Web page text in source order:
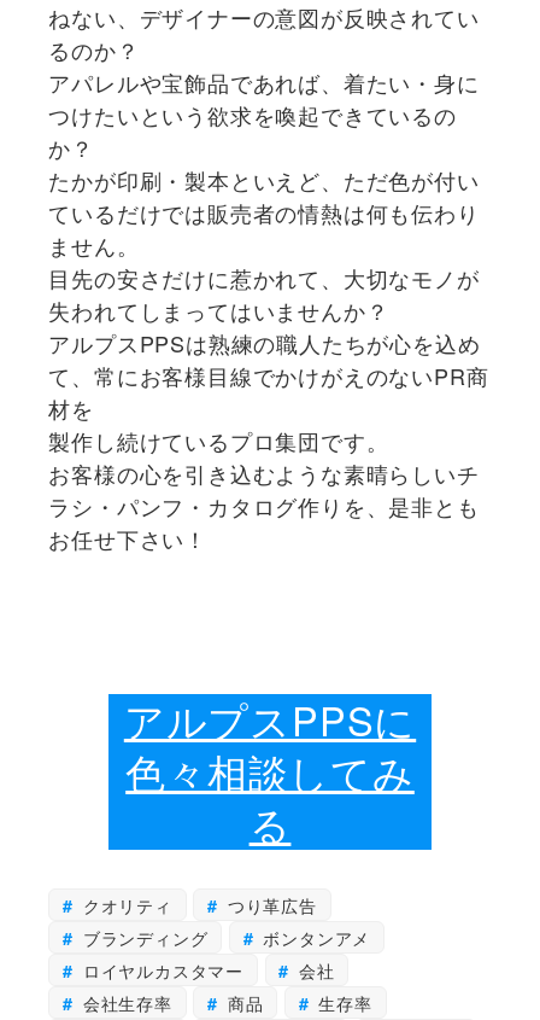
ねない、デザイナーの意図が反映されてい
るのか？
アパレルや宝飾品であれば、着たい・身に
つけたいという欲求を喚起できているの
か？
たかが印刷・製本といえど、ただ色が付い
ているだけでは販売者の情熱は何も伝わり
ません。
目先の安さだけに惹かれて、大切なモノが
失われてしまってはいませんか？
アルプスPPSは熟練の職人たちが心を込め
て、常にお客様目線でかけがえのないPR商
材を
製作し続けているプロ集団です。
お客様の心を引き込むような素晴らしいチ
ラシ・パンフ・カタログ作りを、是非とも
お任せ下さい！
アルプスPPSに
色々相談してみ
る
クオリティ
つり革広告
ブランディング
ボンタンアメ
ロイヤルカスタマー
会社
会社生存率
商品
生存率